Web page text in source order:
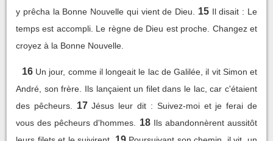
y prêcha la Bonne Nouvelle qui vient de Dieu.
15 Il disait : Le
temps est accompli. Le règne de Dieu est proche. Changez et
croyez à la Bonne Nouvelle.
16 Un jour, comme il longeait le lac de Galilée, il vit Simon et
André, son frère. Ils lançaient un filet dans le lac, car c'étaient
des pêcheurs.
17 Jésus leur dit : Suivez-moi et je ferai de
vous des pêcheurs d'hommes.
18 Ils abandonnèrent aussitôt